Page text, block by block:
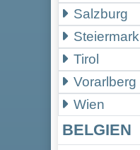
Salzburg
Steiermark
Tirol
Vorarlberg
Wien
BELGIEN